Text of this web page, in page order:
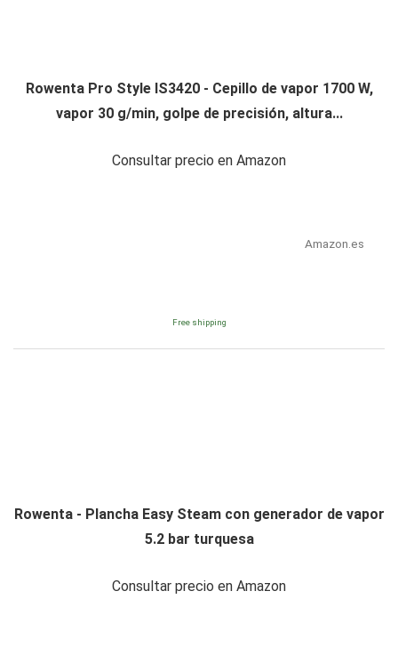
Rowenta Pro Style IS3420 - Cepillo de vapor 1700 W,
vapor 30 g/min, golpe de precisión, altura...
Consultar precio en Amazon
Amazon.es
Free shipping
Rowenta - Plancha Easy Steam con generador de vapor
5.2 bar turquesa
Consultar precio en Amazon